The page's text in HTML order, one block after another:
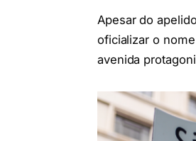
Apesar do
oficializar o
avenida